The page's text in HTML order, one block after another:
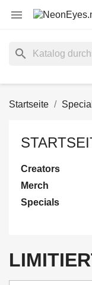

search
Startseite
Creators
Merch
Specials